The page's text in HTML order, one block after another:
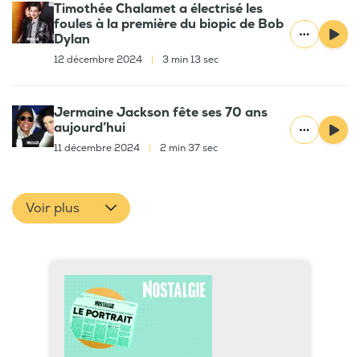
Timothée Chalamet a électrisé les
foules à la première du biopic de Bob
Dylan
12 décembre 2024 3 min 13 sec
Jermaine Jackson fête ses 70 ans
aujourd’hui
11 décembre 2024 2 min 37 sec
Voir plus